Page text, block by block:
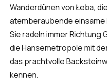
Wanderdünen von Łeba,
atemberaubende einsame
Sie radeln immer Richtung
die Hansemetropole mit
das prachtvolle
kennen.